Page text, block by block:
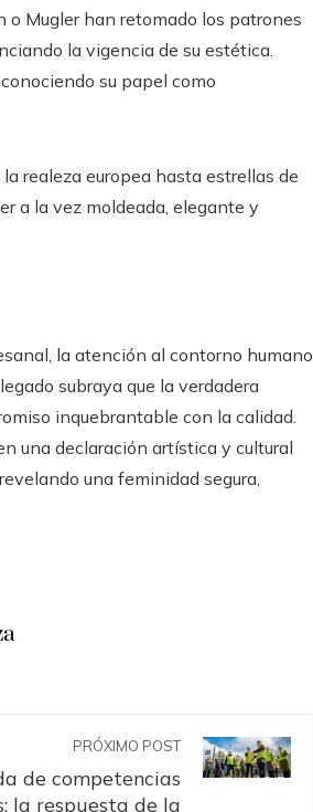
o Mugler han retomado los patrones
la vigencia de su estética.
su papel como
realeza europea hasta estrellas de
a la vez moldeada, elegante y
la atención al contorno humano
subraya que la verdadera
inquebrantable con la calidad.
una declaración artística y cultural
una feminidad segura,
PRÓXIMO POST
de competencias
la respuesta de la